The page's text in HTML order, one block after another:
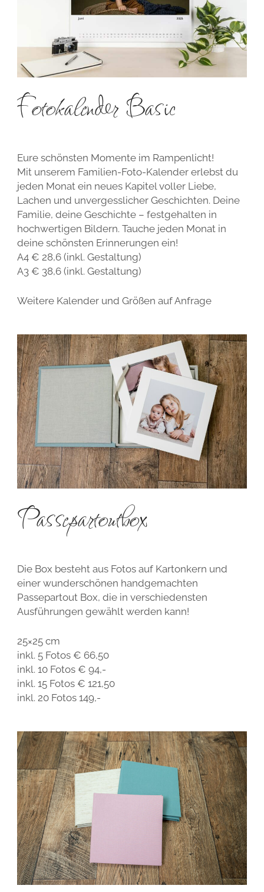
Fotokalender Basic
Eure schönsten Momente im Rampenlicht!
Mit unserem Familien-Foto-Kalender erlebst du
jeden Monat ein neues Kapitel voller Liebe,
Lachen und unvergesslicher Geschichten. Deine
Familie, deine Geschichte – festgehalten in
hochwertigen Bildern. Tauche jeden Monat in
deine schönsten Erinnerungen ein!
A4 € 28,6 (inkl. Gestaltung)
A3 € 38,6 (inkl. Gestaltung)
Weitere Kalender und Größen auf Anfrage
Passepartoutbox​
Die Box besteht aus Fotos auf Kartonkern und
einer wunderschönen handgemachten
Passepartout Box, die in verschiedensten
Ausführungen gewählt werden kann!
25×25 cm
inkl. 5 Fotos € 66,50
inkl. 10 Fotos € 94,-
inkl. 15 Fotos € 121,50
inkl. 20 Fotos 149,-